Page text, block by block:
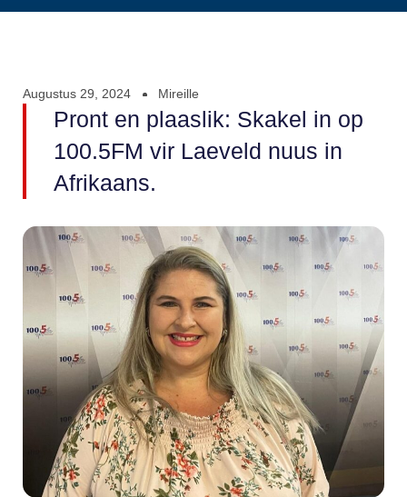
Augustus 29, 2024 Mireille
Pront en plaaslik: Skakel in op
100.5FM vir Laeveld nuus in
Afrikaans.